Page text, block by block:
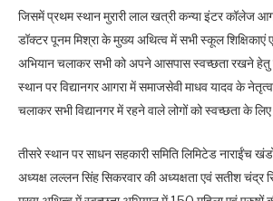
जिसमें प्रथम स्थान मुरारी लाल खत्री कन्या इंटर कॉलेज
डॉक्टर पूनम मिश्रा के मुख्य अथित्व में सभी स्कूल
अभियान चलाकर सभी को अपने आसपास स्वच्छता रखने हेतु
स्थान पर विद्यानगर आगरा में समाजसेवी माधव यादव के
चलाकर सभी विद्यानगर में रहने वाले लोगों को स्वच्छता के
तीसरे स्थान पर साधन सहकारी समिति लिमिटेड नाराईंच
अध्यक्ष लल्लन सिंह सिकरवार की अध्यक्षता एवं सतीश चंद्र